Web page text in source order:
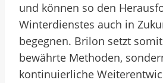
und können so den
Winterdienstes auch in
begegnen. Brilon setzt
bewährte Methoden,
kontinuierliche